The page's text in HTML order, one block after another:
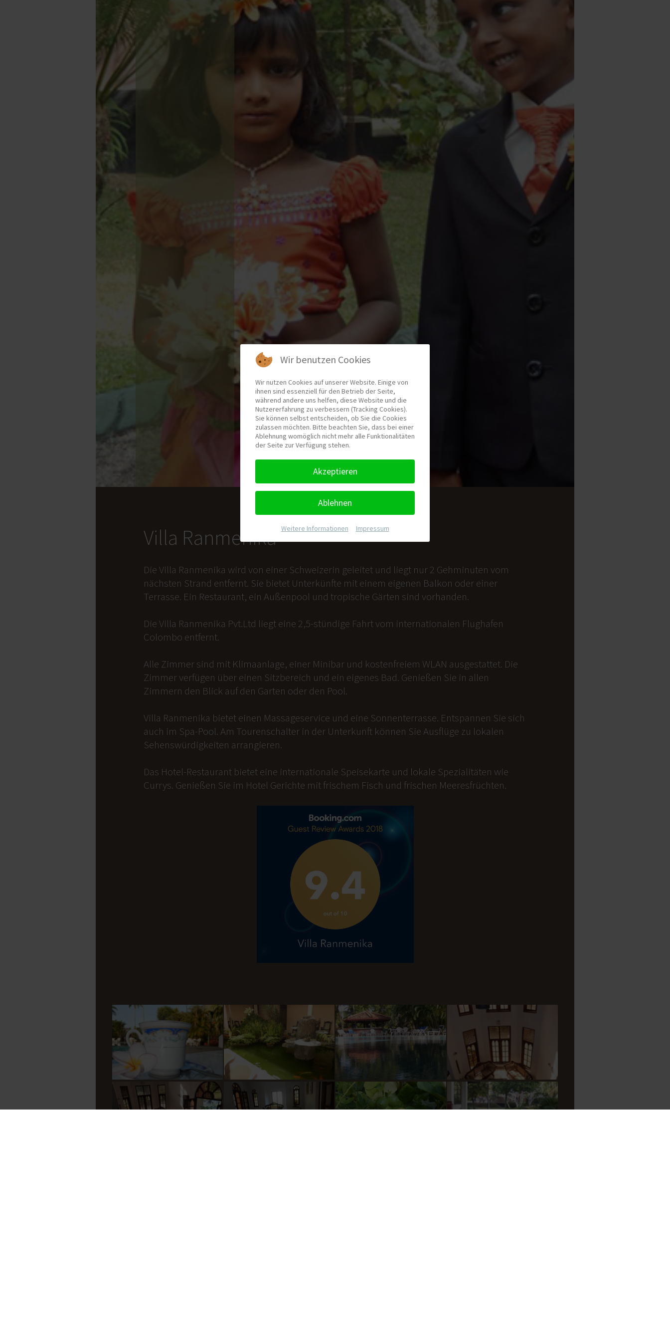
Villa Ranmenika
Die Villa Ranmenika wird von einer Schweizerin geleitet und liegt nur 2 Gehminuten vom
nächsten Strand entfernt. Sie bietet Unterkünfte mit einem eigenen Balkon oder einer
Terrasse. Ein Restaurant, ein Außenpool und tropische Gärten sind vorhanden.
Die Villa Ranmenika Pvt.Ltd liegt eine 2,5-stündige Fahrt vom internationalen Flughafen
Colombo entfernt.
Alle Zimmer sind mit Klimaanlage, einer Minibar und kostenfreiem WLAN ausgestattet. Die
Zimmer verfügen über einen Sitzbereich und ein eigenes Bad. Genießen Sie in allen
Zimmern den Blick auf den Garten oder den Pool.
Villa Ranmenika bietet einen Massageservice und eine Sonnenterrasse. Entspannen Sie sich
auch im Spa-Pool. Am Tourenschalter in der Unterkunft können Sie Ausflüge zu lokalen
Sehenswürdigkeiten arrangieren.
Das Hotel-Restaurant bietet eine internationale Speisekarte und lokale Spezialitäten wie
Currys. Genießen Sie im Hotel Gerichte mit frischem Fisch und frischen Meeresfrüchten.
Wir benutzen Cookies
Wir nutzen Cookies auf unserer Website. Einige von
ihnen sind essenziell für den Betrieb der Seite,
während andere uns helfen, diese Website und die
Nutzererfahrung zu verbessern (Tracking Cookies).
Sie können selbst entscheiden, ob Sie die Cookies
zulassen möchten. Bitte beachten Sie, dass bei einer
Ablehnung womöglich nicht mehr alle Funktionalitäten
der Seite zur Verfügung stehen.
Akzeptieren
Ablehnen
Weitere Informationen Impressum